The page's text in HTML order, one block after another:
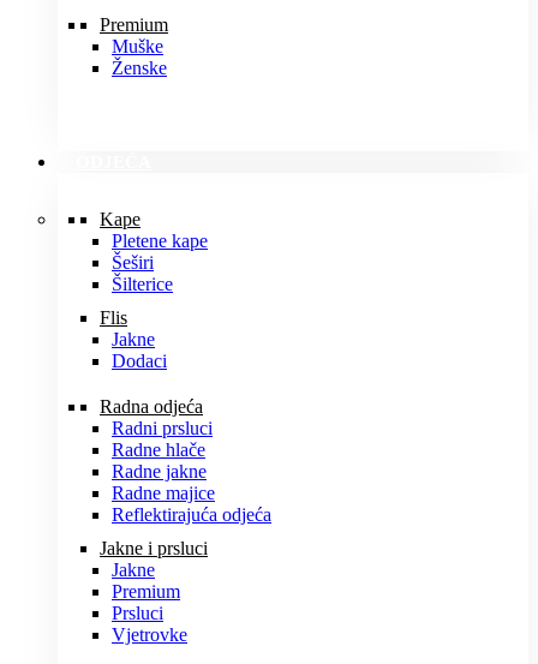
Premium
Muške
Ženske
Kape
Pletene kape
Šeširi
Šilterice
Flis
Jakne
Dodaci
Radna odjeća
Radni prsluci
Radne hlače
Radne jakne
Radne majice
Reflektirajuća odjeća
Jakne i prsluci
Jakne
Premium
Prsluci
Vjetrovke